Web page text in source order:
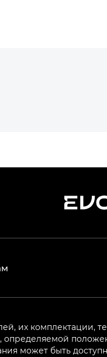
их комплектации,
может быть